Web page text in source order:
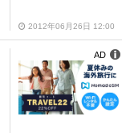
2012年06月26日 12:00
AD